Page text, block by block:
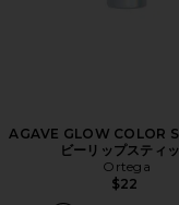
AGAVE GLOW COLOR
ビーリップスティ
Ortega
$22